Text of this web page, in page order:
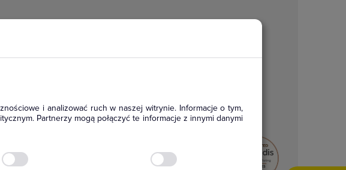
i analizować ruch w naszej witrynie. Informacje o tym,
Partnerzy mogą połączyć te informacje z innymi danymi